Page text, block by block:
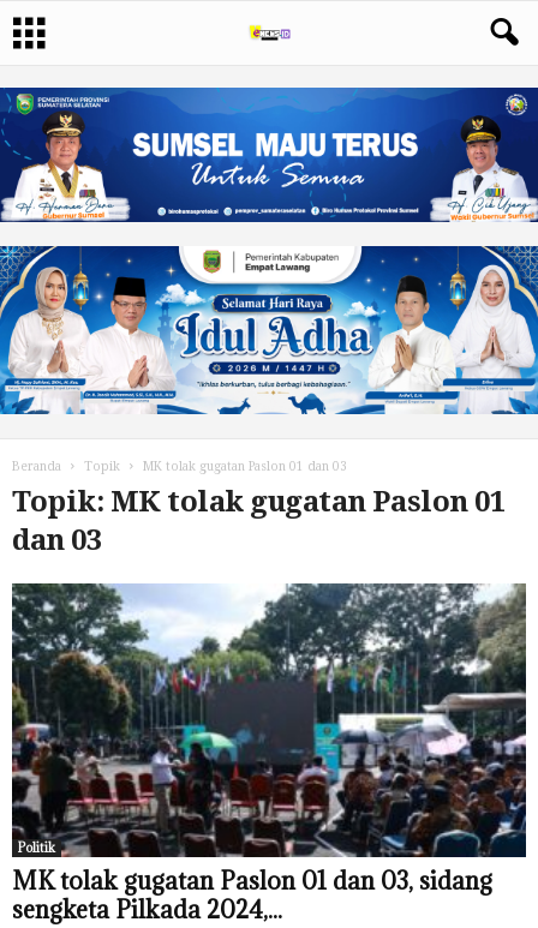
Beranda Topik MK tolak gugatan Paslon 01 dan 03
Topik: MK tolak gugatan Paslon 01
dan 03
Politik
MK tolak gugatan Paslon 01 dan 03, sidang
sengketa Pilkada 2024,...